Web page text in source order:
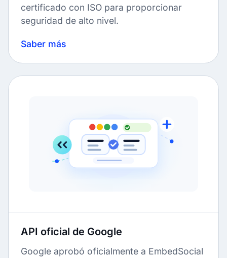
certificado con ISO para proporcionar
seguridad de alto nivel.
Saber más
API oficial de Google
Google aprobó oficialmente a EmbedSocial